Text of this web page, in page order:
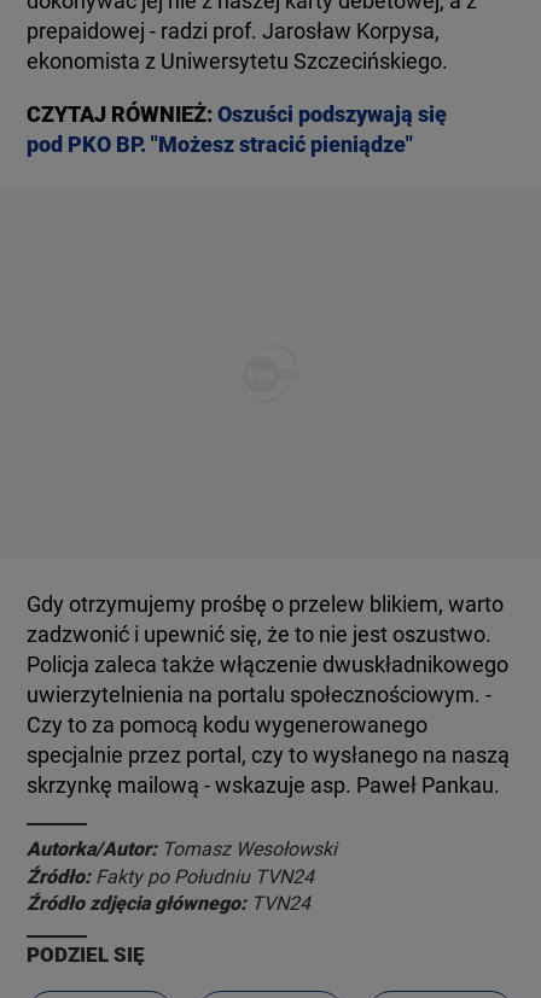
prepaidowej - radzi prof. Jarosław Korpysa,
ekonomista z Uniwersytetu Szczecińskiego.
CZYTAJ RÓWNIEŻ:Oszuści podszywają się
pod PKO BP. "Możesz stracić pieniądze"
Gdy otrzymujemy prośbę o przelew blikiem, warto
zadzwonić i upewnić się, że to nie jest oszustwo.
Policja zaleca także włączenie dwuskładnikowego
uwierzytelnienia na portalu społecznościowym. -
Czy to za pomocą kodu wygenerowanego
specjalnie przez portal, czy to wysłanego na naszą
skrzynkę mailową - wskazuje asp. Paweł Pankau.
Autorka/Autor: Tomasz Wesołowski
Źródło: Fakty po Południu TVN24
Źródło zdjęcia głównego: TVN24
PODZIEL SIĘ